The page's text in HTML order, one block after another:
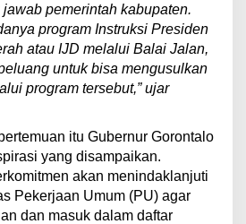
pemerintah kabupaten.
program Instruksi Presiden
atau IJD melalui Balai Jalan,
untuk bisa mengusulkan
program tersebut,” ujar
itu Gubernur Gorontalo
yang disampaikan.
akan menindaklanjuti
Pekerjaan Umum (PU) agar
dan masuk dalam daftar